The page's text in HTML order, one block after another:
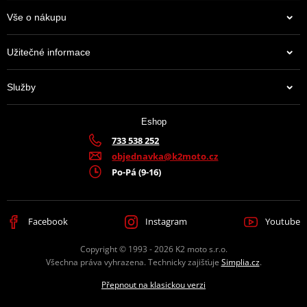
Vše o nákupu
Užitečné informace
Služby
Eshop
733 538 252
objednavka@k2moto.cz
Po-Pá (9-16)
Facebook Instagram Youtube
Copyright © 1993 - 2026 K2 moto s.r.o.
Všechna práva vyhrazena. Technicky zajišťuje Simplia.cz.
Přepnout na klasickou verzi